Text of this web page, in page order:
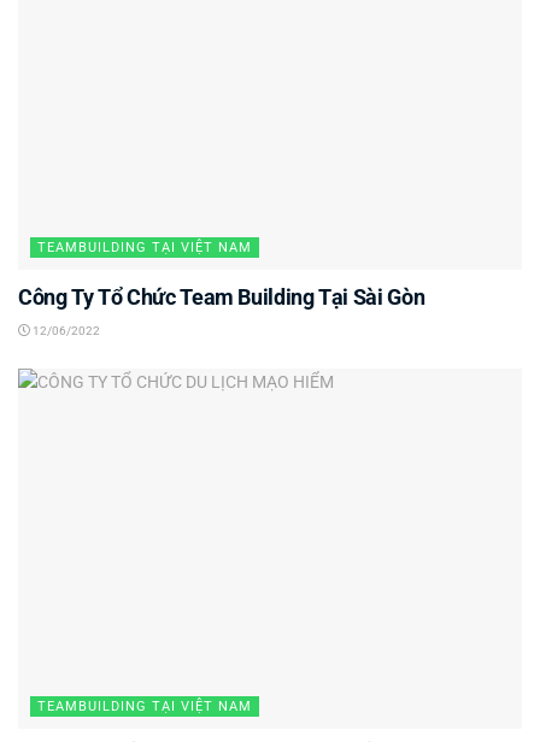
TEAMBUILDING TẠI VIỆT NAM
Công Ty Tổ Chức Team Building Tại Sài Gòn
12/06/2022
TEAMBUILDING TẠI VIỆT NAM